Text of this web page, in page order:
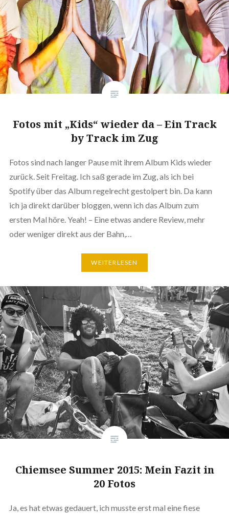
Fotos mit „Kids“ wieder da – Ein Track
by Track im Zug
Fotos sind nach langer Pause mit ihrem Album Kids wieder
zurück. Seit Freitag. Ich saß gerade im Zug, als ich bei
Spotify über das Album regelrecht gestolpert bin. Da kann
ich ja direkt darüber bloggen, wenn ich das Album zum
ersten Mal höre. Yeah! – Eine etwas andere Review, mehr
oder weniger direkt aus der Bahn,…
WEITERLESEN
Chiemsee Summer 2015: Mein Fazit in
20 Fotos
Ja, es hat etwas gedauert, ich musste erst mal eine fiese